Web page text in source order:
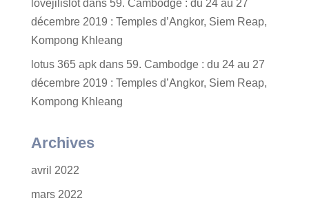
lovejilislotdans 59. Cambodge : du 24 au 27
décembre 2019 : Temples d’Angkor, Siem Reap,
Kompong Khleang
lotus 365 apkdans 59. Cambodge : du 24 au 27
décembre 2019 : Temples d’Angkor, Siem Reap,
Kompong Khleang
Archives
avril 2022
mars 2022